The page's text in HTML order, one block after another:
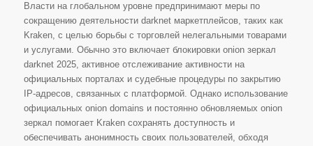
Власти на глобальном уровне предпринимают меры по
сокращению деятельности darknet маркетплейсов, таких как
Kraken, с целью борьбы с торговлей нелегальными товарами
и услугами. Обычно это включает блокировки onion зеркал
darknet 2025, активное отслеживание активности на
официальных порталах и судебные процедуры по закрытию
IP-адресов, связанных с платформой. Однако использование
официальных onion domains и постоянно обновляемых onion
зеркал помогает Kraken сохранять доступность и
обеспечивать анонимность своих пользователей, обходя